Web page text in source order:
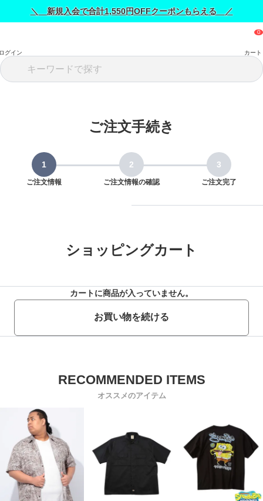
＼ 新規入会で合計1,550円OFFクーポンもらえる ／
グイン カート
ご注文手続き
ご注文情報 ご注文情報の確認 ご注文完了
ショッピングカート
カートに商品が入っていません。
お買い物を続ける
オススメのアイテム